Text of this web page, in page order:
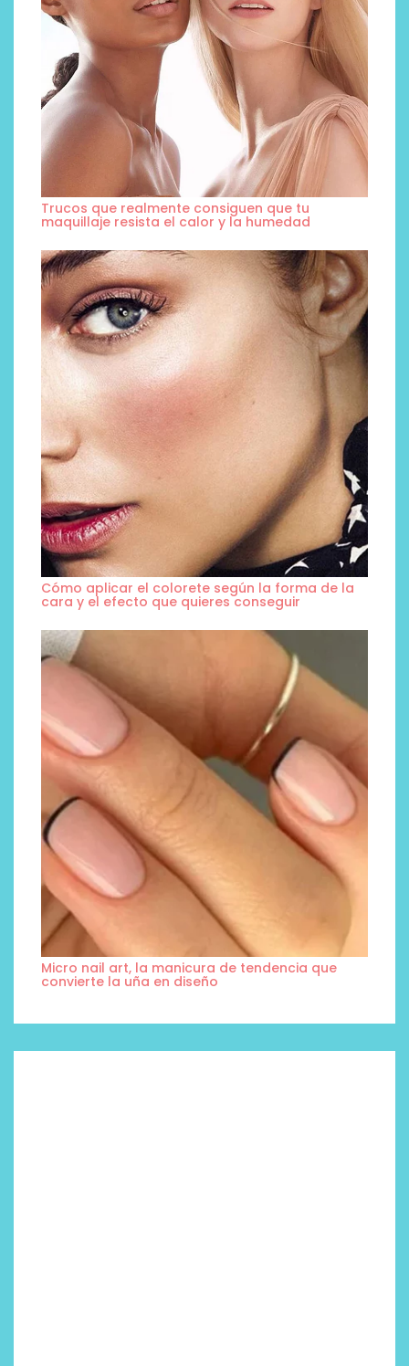
Trucos que realmente consiguen que tu
maquillaje resista el calor y la humedad
Cómo aplicar el colorete según la forma de la
cara y el efecto que quieres conseguir
Micro nail art, la manicura de tendencia que
convierte la uña en diseño